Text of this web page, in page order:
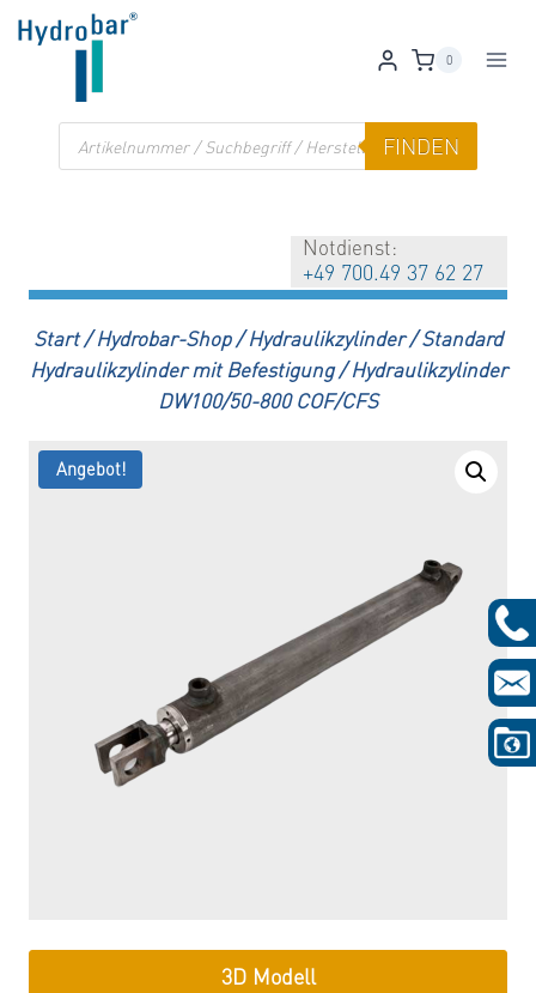
Zum
Inhalt
0
Products
search
FINDEN
Notdienst:
+49 700.49 37 62 27
Start / Hydrobar-Shop / Hydraulikzylinder / Standard
Hydraulikzylinder mit Befestigung /Hydraulikzylinder
DW100/50-800 COF/CFS
Angebot!
3D Modell